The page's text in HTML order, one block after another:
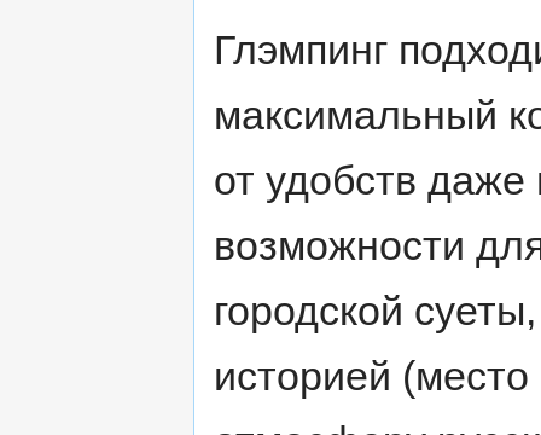
Глэмпинг
максимальный
от удобств
возможности
городской
историей